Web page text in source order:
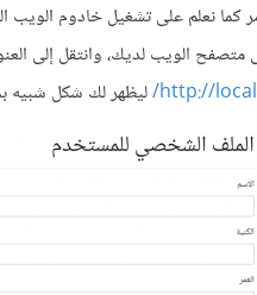
كما نعلم على تشغيل خادوم الويب
متصفح الويب لديك، وانتقل إلى
http:// ليظهر لك شكل شبيه